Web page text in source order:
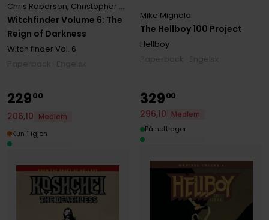
Witchfinder Volume 6: The
Reign of Darkness
Chris Roberson, Christopher Mitten
Witch finder Vol. 6
The Hellboy 100 Project
Mike Mignola
Hellboy
22900
206,10
Medlem
Kun 1 igjen
32900
296,10
Medlem
På nettlager